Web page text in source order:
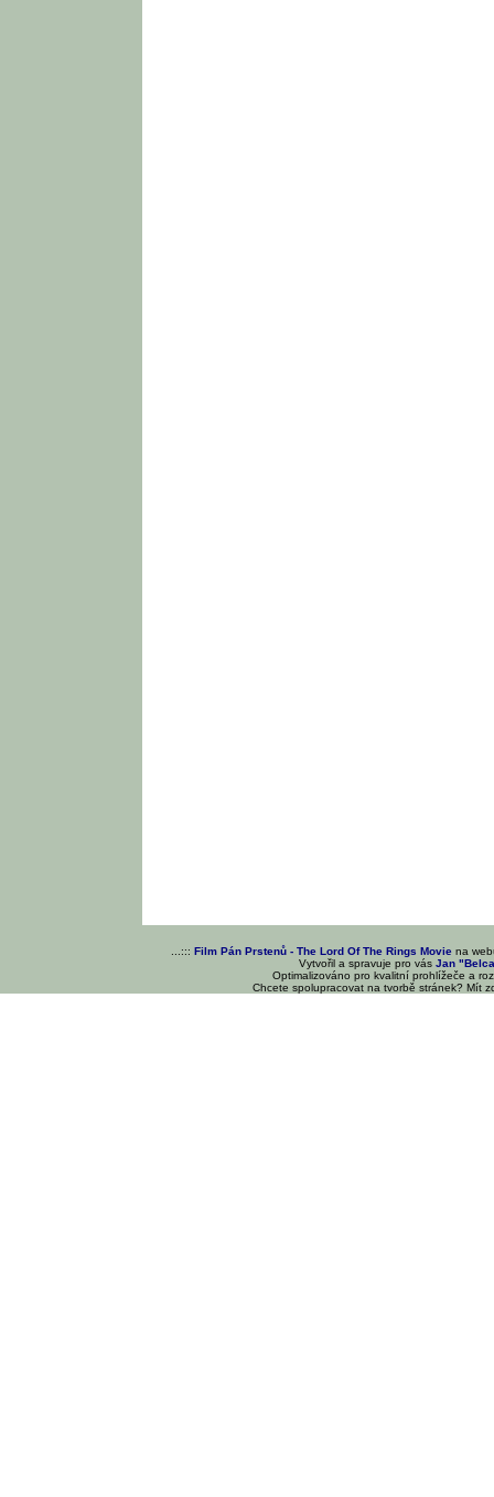
...::: Film Pán Prstenů - The Lord Of The Rings Movie na
Vytvořil a spravuje pro vásJan
Optimalizováno pro kvalitní prohlížeče a
Chcete spolupracovat na tvorbě stránek? Mít